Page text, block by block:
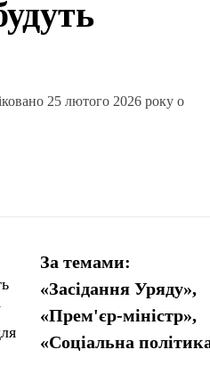
25 лютого 2026 року о
За темами:
«Засідання Уряду»,
«Прем'єр-міністр»,
«Соціальна